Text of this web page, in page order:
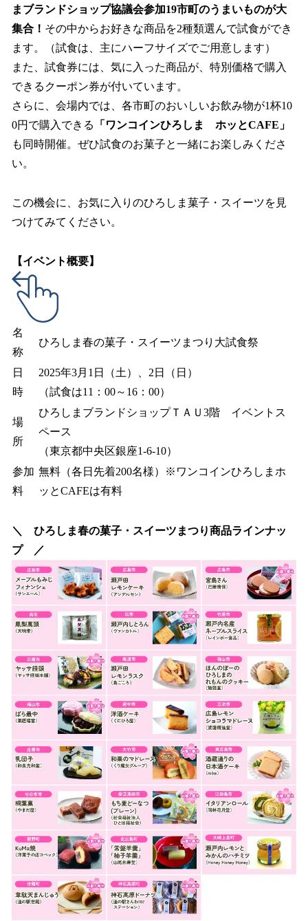
まブランドショップ協議会参加19市町のうまいものが大
集合！ その中からお好きな商品を2種類選んで試食ができ
ます。（試食は、主にハーフサイズでご用意します）
また、試食券には、気に入った商品が、特別価格で購入
できるクーポン券が付いています。
さらに、会場内では、各市町のおいしいお飲み物が1杯10
0円で購入できる
「ワンコインひろしま ホッとCAFE」
も同時開催。ぜひ試食のお菓子と一緒にお楽しみくださ
い。
この機会に、お気に入りのひろしま菓子・スイーツを見
つけてみてください。
【イベント概要】
名
称
ひろしま春の菓子・スイーツまつり大試食祭
日
時
2025年3月1日（土）、2日（日）
（試食は11：00～16：00）
場
所
ひろしまブランドショップＴＡＵ3階 イベントス
ペース
（東京都中央区銀座1-6-10）
参加
料
無料（各日先着200名様）※ワンコインひろしまホ
ッとCAFEは有料
＼ ひろしま春の菓子・スイーツまつり商品ラインナッ
プ ／